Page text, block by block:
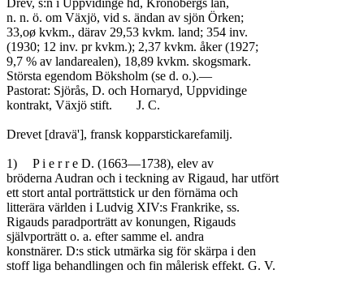
Drev, s:n i Uppvidinge hd, Kronobergs län,
n. n. ö. om Växjö, vid s. ändan av sjön Örken;
33,oø kvkm., därav 29,53 kvkm. land; 354 inv.
(1930; 12 inv. pr kvkm.); 2,37 kvkm. åker (1927;
9,7 % av landarealen), 18,89 kvkm. skogsmark.
Största egendom Böksholm (se d. o.).—
Pastorat: Sjörås, D. och Hornaryd, Uppvidinge
kontrakt, Växjö stift.	J. C.
Drevet [dravä'], fransk kopparstickarefamilj.
1)	P i e r r e D. (1663—1738), elev av
bröderna Audran och i teckning av Rigaud, har utfört
ett stort antal porträttstick ur den förnäma och
litterära världen i Ludvig XIV:s Frankrike, ss.
Rigauds paradporträtt av konungen, Rigauds
självporträtt o. a. efter samme el. andra
konstnärer. D:s stick utmärka sig för skärpa i den
stoff liga behandlingen och fin målerisk effekt. G. V.